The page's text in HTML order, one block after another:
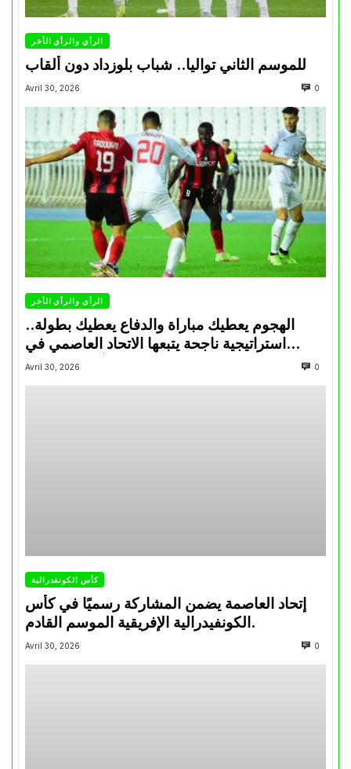
الرأي والرأي الأخر
للموسم الثاني تواليا.. شباب بلوزداد دون ألقاب
Avril 30, 2026 0
الرأي والرأي الأخر
الهجوم يعطيك مباراة والدفاع يعطيك بطولة..
استراتيجية ناجحة يتبعها الاتحاد العاصمي في
تتويجاته آخر السنوات
Avril 30, 2026 0
كأس الكونفدرالية
إتحاد العاصمة يضمن المشاركة رسميًا في كأس
الكونفيدرالية الإفريقية الموسم القادم.
Avril 30, 2026 0